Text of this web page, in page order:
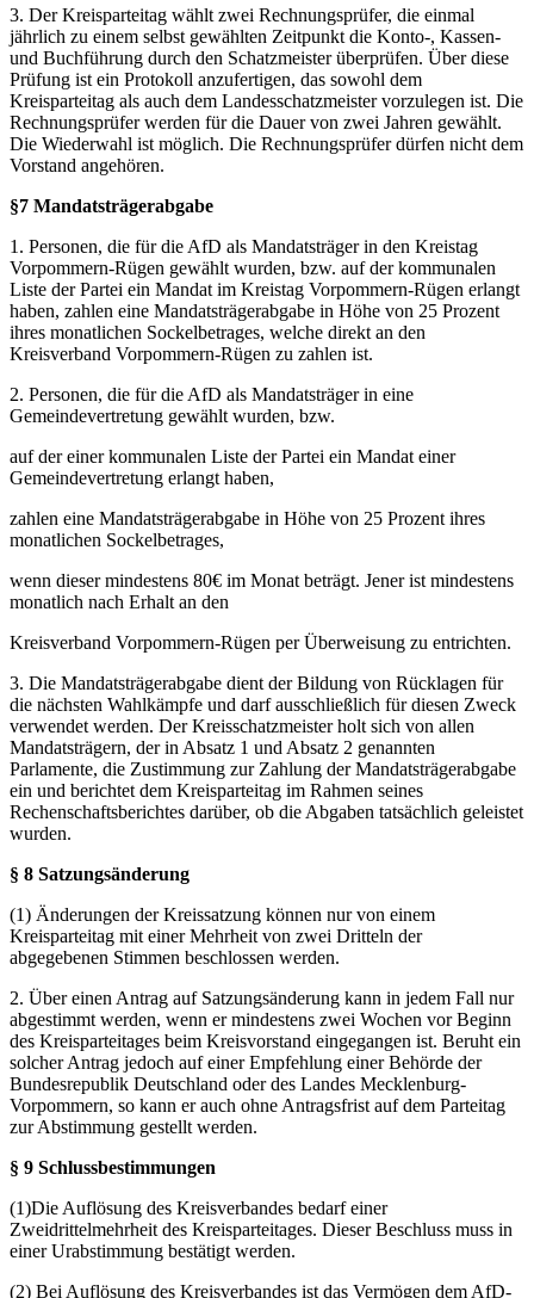
3. Der Kreisparteitag wählt zwei Rechnungsprüfer, die einmal
jährlich zu einem selbst gewählten Zeitpunkt die Konto-, Kassen-
und Buchführung durch den Schatzmeister überprüfen. Über diese
Prüfung ist ein Protokoll anzufertigen, das sowohl dem
Kreisparteitag als auch dem Landesschatzmeister vorzulegen ist. Die
Rechnungsprüfer werden für die Dauer von zwei Jahren gewählt.
Die Wiederwahl ist möglich. Die Rechnungsprüfer dürfen nicht dem
Vorstand angehören.
§7 Mandatsträgerabgabe
1. Personen, die für die AfD als Mandatsträger in den Kreistag
Vorpommern-Rügen gewählt wurden, bzw. auf der kommunalen
Liste der Partei ein Mandat im Kreistag Vorpommern-Rügen erlangt
haben, zahlen eine Mandatsträgerabgabe in Höhe von 25 Prozent
ihres monatlichen Sockelbetrages, welche direkt an den
Kreisverband Vorpommern-Rügen zu zahlen ist.
2. Personen, die für die AfD als Mandatsträger in eine
Gemeindevertretung gewählt wurden, bzw.
auf der einer kommunalen Liste der Partei ein Mandat einer
Gemeindevertretung erlangt haben,
zahlen eine Mandatsträgerabgabe in Höhe von 25 Prozent ihres
monatlichen Sockelbetrages,
wenn dieser mindestens 80€ im Monat beträgt. Jener ist mindestens
monatlich nach Erhalt an den
Kreisverband Vorpommern-Rügen per Überweisung zu entrichten.
3. Die Mandatsträgerabgabe dient der Bildung von Rücklagen für
die nächsten Wahlkämpfe und darf ausschließlich für diesen Zweck
verwendet werden. Der Kreisschatzmeister holt sich von allen
Mandatsträgern, der in Absatz 1 und Absatz 2 genannten
Parlamente, die Zustimmung zur Zahlung der Mandatsträgerabgabe
ein und berichtet dem Kreisparteitag im Rahmen seines
Rechenschaftsberichtes darüber, ob die Abgaben tatsächlich geleistet
wurden.
§ 8 Satzungsänderung
(1) Änderungen der Kreissatzung können nur von einem
Kreisparteitag mit einer Mehrheit von zwei Dritteln der
abgegebenen Stimmen beschlossen werden.
2. Über einen Antrag auf Satzungsänderung kann in jedem Fall nur
abgestimmt werden, wenn er mindestens zwei Wochen vor Beginn
des Kreisparteitages beim Kreisvorstand eingegangen ist. Beruht ein
solcher Antrag jedoch auf einer Empfehlung einer Behörde der
Bundesrepublik Deutschland oder des Landes Mecklenburg-
Vorpommern, so kann er auch ohne Antragsfrist auf dem Parteitag
zur Abstimmung gestellt werden.
§ 9 Schlussbestimmungen
(1)Die Auflösung des Kreisverbandes bedarf einer
Zweidrittelmehrheit des Kreisparteitages. Dieser Beschluss muss in
einer Urabstimmung bestätigt werden.
(2) Bei Auflösung des Kreisverbandes ist das Vermögen dem AfD-